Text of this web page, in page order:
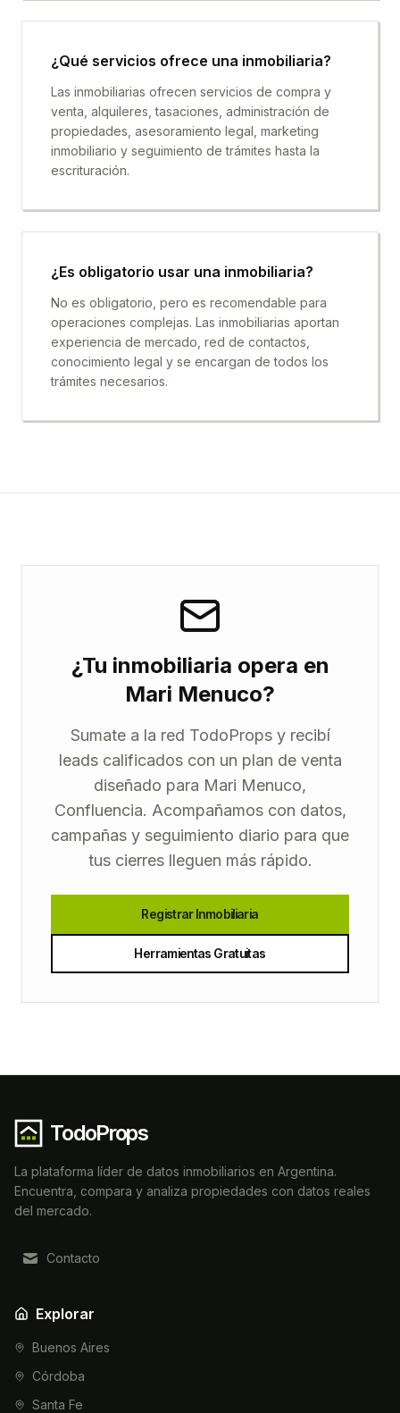
¿Qué servicios ofrece una inmobiliaria?
Las inmobiliarias ofrecen servicios de compra y
venta, alquileres, tasaciones, administración de
propiedades, asesoramiento legal, marketing
inmobiliario y seguimiento de trámites hasta la
escrituración.
¿Es obligatorio usar una inmobiliaria?
No es obligatorio, pero es recomendable para
operaciones complejas. Las inmobiliarias aportan
experiencia de mercado, red de contactos,
conocimiento legal y se encargan de todos los
trámites necesarios.
¿Tu inmobiliaria opera en
Mari Menuco?
Sumate a la red TodoProps y recibí
leads calificados con un plan de venta
diseñado para Mari Menuco,
Confluencia. Acompañamos con datos,
campañas y seguimiento diario para que
tus cierres lleguen más rápido.
Registrar Inmobiliaria
Herramientas Gratuitas
TodoProps
La plataforma líder de datos inmobiliarios en Argentina.
Encuentra, compara y analiza propiedades con datos reales
del mercado.
Contacto
Explorar
Buenos Aires
Córdoba
Santa Fe